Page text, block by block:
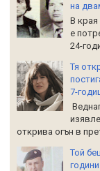
на
В края
е
24-
Тя
7-
открива огън в
Той
години